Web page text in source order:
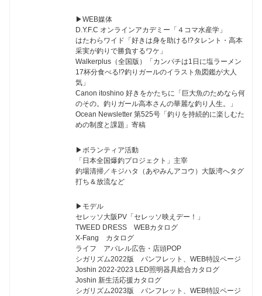
▶︎WEB媒体
D.Y.F.C オンラインアカデミー「４コマ水産学」
はたわらワイド「好きは身を助ける!?タレント・高本
采実が釣りで勝負するワケ」
Walkerplus（全国版）「カンパチは1日に塩ラーメン
17杯分食べる!?釣りガールのイラスト魚図鑑が大人
気」
Canon itoshino 好きをかたちに「巨大魚のためなら何
のその。釣りガール高本さんの華麗な釣り人生。」
Ocean Newsletter 第525号「釣りを持続的に楽しむた
めの制度と課題」寄稿
▶︎ボランティア活動
「日本全国爆釣プロジェクト」主宰
釣場清掃／キジハタ（あやみんアコウ）大阪湾へタグ
打ち＆放流など
▶︎モデル
セレッソ大阪PV「セレッソ映えデー！」
TWEED DRESS WEBカタログ
X-Fang カタログ
ライフ アパレル広告・店頭POP
シガリズム2022版 パンフレット、WEB特設ページ
Joshin 2022-2023 LED照明器具総合カタログ
Joshin 新生活応援カタログ
シガリズム2023版 パンフレット、WEB特設ページ